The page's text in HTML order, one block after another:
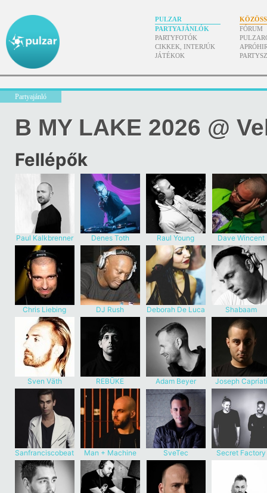
PULZAR
PARTYAJÁNLÓK
PARTYFOTÓK
CIKKEK, INTERJÚK
JÁTÉKOK
FÓRUM
Partyajánló
B MY LAKE 2026 @
Fellépők
Paul Kalkbrenner Denes Toth Raul Young Dave Wincent
Chris Liebing DJ Rush Deborah De Luca Shabaam
Sven Väth REBŪKE Adam Beyer Joseph Capriati
Sanfranciscobeat Man + Machine SveTec Secret Factory